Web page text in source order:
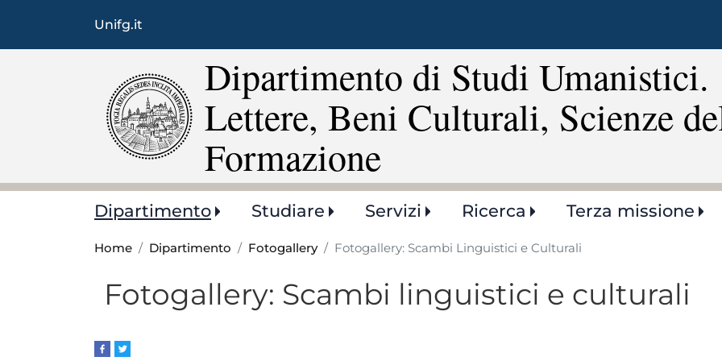
contenuto
principale
Unifg.it
Dipartimento di Studi Umanistici.
Lettere, Beni Culturali, Scienze
Formazione
Main
navigation
Dipartimento Studiare Servizi Ricerca Terza missione
Home Dipartimento Fotogallery Fotogallery: Scambi Linguistici e Culturali
Fotogallery: Scambi linguistici e culturali